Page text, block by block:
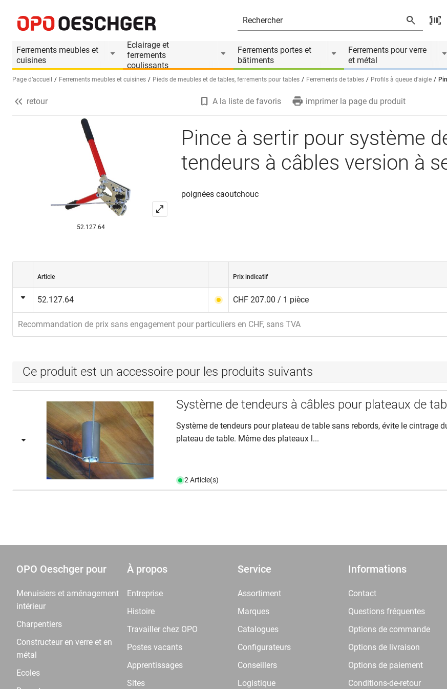
Ferrements meubles et
cuisines
Eclairage et
ferrements
coulissants
Ferrements portes et
bâtiments
Ferrements pour verre
et métal
Sélectionnez une langue (FR)
Page d’accueil Ferrements meubles et cuisines Pieds de meubles et de tables, ferrements pour tables Ferrements de tables Profils à queue d'aigle
Informations produit
Le produit est accessoire de
retour A la liste de favoris imprimer la page du produit
52.127.64
Pince à sertir pour système
tendeurs à câbles version à
poignées caoutchouc
Article Prix indicatif
52.127.64 CHF 207.00 / 1 pièce
Recommandation de prix sans engagement pour particuliers en CHF, sans TVA
Ce produit est un accessoire pour les produits suivants
Système de tendeurs à câbles pour plateaux de
Système de tendeurs pour plateau de table sans rebords, évite le cintrage
plateau de table. Même des plateaux l...
2 Article(s)
OPO Oeschger pour
Menuisiers et aménagement
intérieur
Charpentiers
Constructeur en verre et en
métal
Ecoles
À propos
Entreprise
Histoire
Travailler chez OPO
Postes vacants
Apprentissages
Sites
Service
Assortiment
Marques
Catalogues
Configurateurs
Conseillers
Logistique
Informations
Contact
Questions fréquentes
Options de commande
Options de livraison
Options de paiement
Conditions-de-retour